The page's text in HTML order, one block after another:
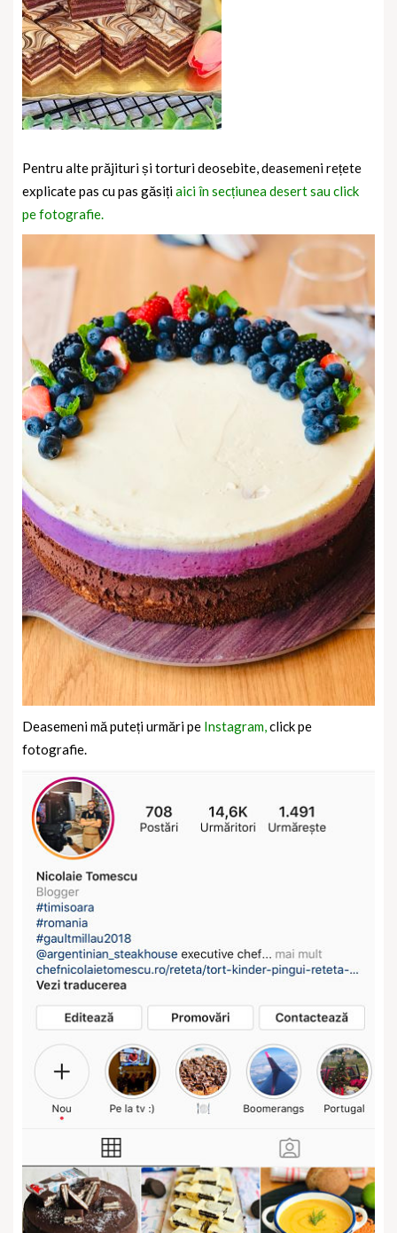
Pentru alte prăjituri și torturi deosebite, deasemeni rețete
explicate pas cu pas găsițiaici în secțiunea desert sau click
pe fotografie.
Deasemeni mă puteți urmări pe Instagram,click pe
fotografie.